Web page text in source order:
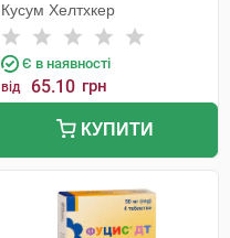
Кусум Хелтхкер
Є в наявності
від 65.10 грн
КУПИТИ